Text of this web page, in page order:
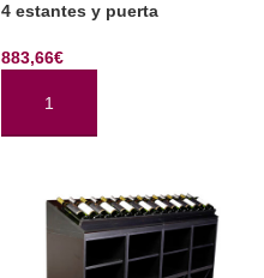
4 estantes y puerta
883,66€
AÑADIR AL CARRITO